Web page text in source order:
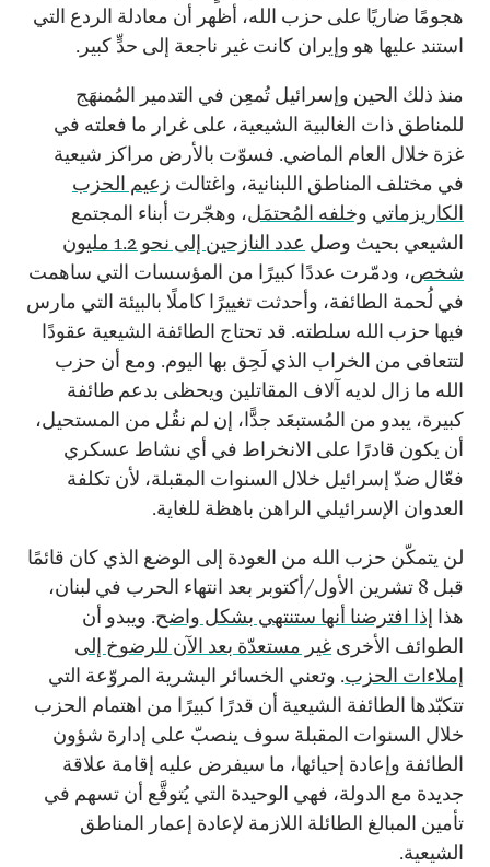
هجومًا ضاريًا على حزب الله، أظهر أن معادلة الردع التي
استند عليها هو وإيران كانت غير ناجعة إلى حدٍّ كبير.
منذ ذلك الحين وإسرائيل تُمعِن في التدمير المُمنهَج
للمناطق ذات الغالبية الشيعية، على غرار ما فعلته في
غزة خلال العام الماضي. فسوّت بالأرض مراكز شيعية
في مختلف المناطق اللبنانية، واغتالت زعيم الحزب
الكاريزماتي وخلفه المُحتمَل، وهجّرت أبناء المجتمع
الشيعي بحيث وصل
عدد النازحين إلى نحو 1.2 مليون
شخص، ودمّرت عددًا كبيرًا من المؤسسات التي ساهمت
في لُحمة الطائفة، وأحدثت تغييرًا كاملًا بالبيئة التي مارس
فيها حزب الله سلطته. قد تحتاج الطائفة الشيعية عقودًا
لتتعافى من الخراب الذي لَحِق بها اليوم. ومع أن حزب
الله ما زال لديه آلاف المقاتلين ويحظى بدعم طائفة
كبيرة، يبدو من المُستبعَد جدًّا، إن لم نقُل من المستحيل،
أن يكون قادرًا على الانخراط في أي نشاط عسكري
فعّال ضدّ إسرائيل خلال السنوات المقبلة، لأن تكلفة
العدوان الإسرائيلي الراهن باهظة للغاية.
لن يتمكّن حزب الله من العودة إلى الوضع الذي كان قائمًا
قبل 8 تشرين الأول/أكتوبر بعد انتهاء الحرب في لبنان،
هذا إذا افترضنا أنها ستنتهي بشكل واضح. ويبدو أن
الطوائف الأخرى غير مستعدّة بعد الآن للرضوخ إلى
إملاءات الحزب. وتعني الخسائر البشرية المروّعة التي
تتكبّدها الطائفة الشيعية أن قدرًا كبيرًا من اهتمام الحزب
خلال السنوات المقبلة سوف ينصبّ على إدارة شؤون
الطائفة وإعادة إحيائها، ما سيفرض عليه إقامة علاقة
جديدة مع الدولة، فهي الوحيدة التي يُتوقَّع أن تسهم في
تأمين المبالغ الطائلة اللازمة لإعادة إعمار المناطق
الشيعية.